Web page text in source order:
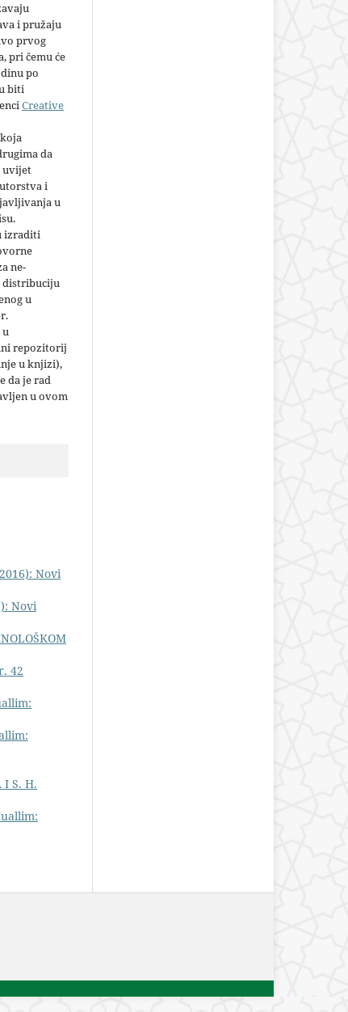
i pružaju
prvog
pri čemu će
po
biti
Creative
koja
da
uvijet
i
u
izraditi
ne-
u
u
repozitorij
u knjizi),
da je rad
u ovom
Novi
Novi
42
I S. H.